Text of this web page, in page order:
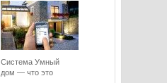
Система Умный
дом — что это